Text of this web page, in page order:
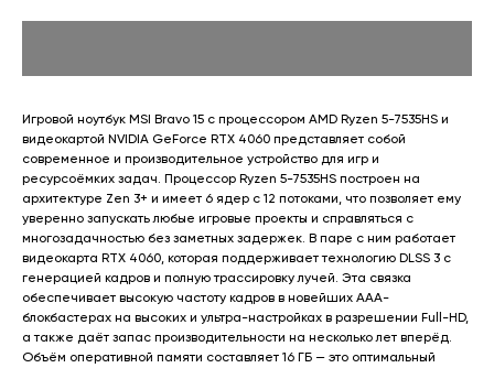
Игровой ноутбук MSI Bravo 15 с процессором AMD Ryzen 5-7535HS и
видеокартой NVIDIA GeForce RTX 4060 представляет собой
современное и производительное устройство для игр и
ресурсоёмких задач. Процессор Ryzen 5-7535HS построен на
архитектуре Zen 3+ и имеет 6 ядер с 12 потоками, что позволяет ему
уверенно запускать любые игровые проекты и справляться с
многозадачностью без заметных задержек. В паре с ним работает
видеокарта RTX 4060, которая поддерживает технологию DLSS 3 с
генерацией кадров и полную трассировку лучей. Эта связка
обеспечивает высокую частоту кадров в новейших ААА-
блокбастерах на высоких и ультра-настройках в разрешении Full-HD,
а также даёт запас производительности на несколько лет вперёд.
Объём оперативной памяти составляет 16 ГБ — это оптимальный